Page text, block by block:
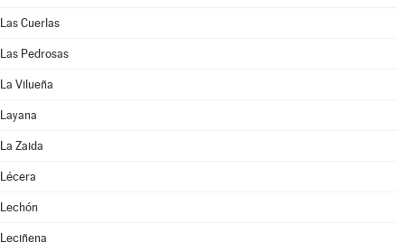
Las Cuerlas
Las Pedrosas
La Vilueña
Layana
La Zaida
Lécera
Lechón
Leciñena